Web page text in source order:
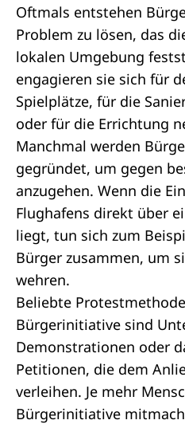
Oftmals entstehen
Problem zu lösen, das
lokalen Umgebung
engagieren sie sich für
Spielplätze, für die
oder für die Errichtung
Manchmal werden
gegründet, um gegen
anzugehen. Wenn die
Flughafens direkt über
liegt, tun sich zum
Bürger zusammen, um
wehren.
Beliebte
Bürgerinitiative sind
Demonstrationen oder
Petitionen, die dem
verleihen. Je mehr
Bürgerinitiative